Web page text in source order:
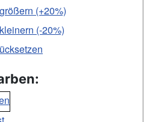
(+20%)
(-20%)